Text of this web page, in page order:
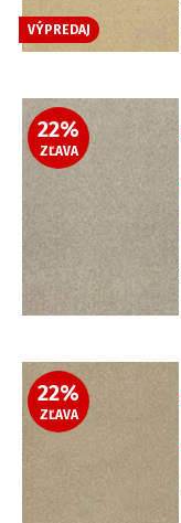
VÝPREDAJ
22%
ZĽAVA
22%
ZĽAVA